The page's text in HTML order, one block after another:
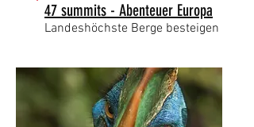
47 summits - Abenteuer Europa
Landeshöchste Berge besteigen